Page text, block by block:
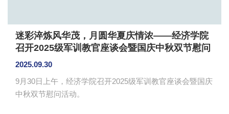
迷彩淬炼风华茂，月圆华夏庆情浓——经济学院
召开2025级军训教官座谈会暨国庆中秋双节慰问
活动
2025.09.30
9月30日上午，经济学院召开2025级军训教官座谈会暨国庆
中秋双节慰问活动。